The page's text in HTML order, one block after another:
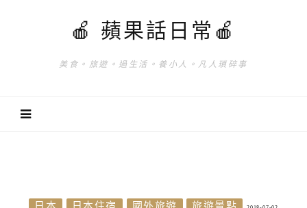
🍎 蘋果話日常🍎
美食。旅遊。過生活。養小人。凡人瑣碎事